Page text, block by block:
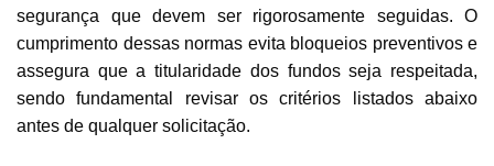
segurança que devem ser rigorosamente seguidas. O
cumprimento dessas normas evita bloqueios preventivos e
assegura que a titularidade dos fundos seja respeitada,
sendo fundamental revisar os critérios listados abaixo
antes de qualquer solicitação.